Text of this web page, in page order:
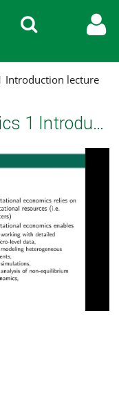
Introduction lecture
Computational Economics 1 Introduction lecture Part 1 Winter term 2024/25